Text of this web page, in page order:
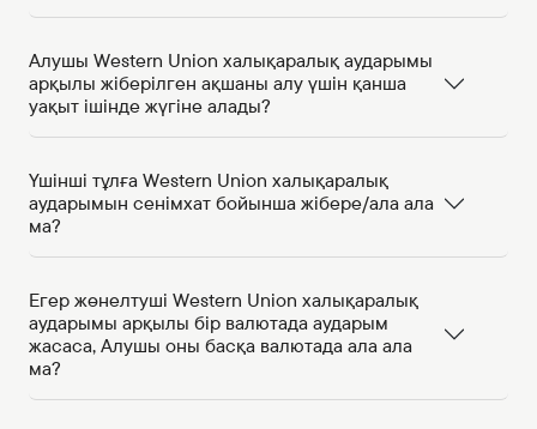
Алушы Western Union халықаралық аударымы
арқылы жіберілген ақшаны алу үшін қанша
уақыт ішінде жүгіне алады?
Үшінші тұлға Western Union халықаралық
аударымын сенімхат бойынша жібере/ала ала
ма?
Егер жөнелтуші Western Union халықаралық
аударымы арқылы бір валютада аударым
жасаса, Алушы оны басқа валютада ала ала
ма?